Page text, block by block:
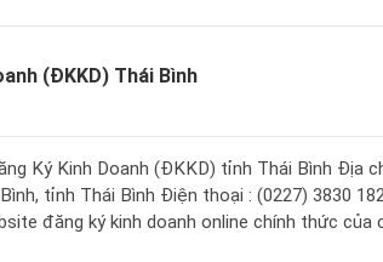
(ĐKKD) Thái Bình
Ký Kinh Doanh (ĐKKD) tỉnh Thái Bình Địa
tỉnh Thái Bình Điện thoại : (0227) 3830
đăng ký kinh doanh online chính thức của